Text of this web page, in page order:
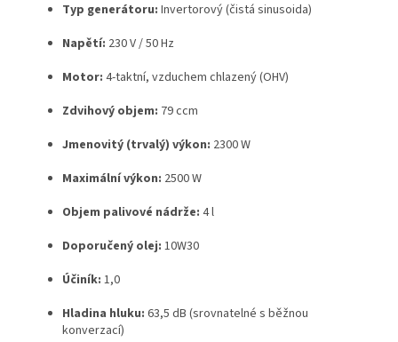
Typ generátoru: Invertorový (čistá sinusoida)
Napětí: 230 V / 50 Hz
Motor: 4-taktní, vzduchem chlazený (OHV)
Zdvihový objem: 79 ccm
Jmenovitý (trvalý) výkon: 2300 W
Maximální výkon: 2500 W
Objem palivové nádrže: 4 l
Doporučený olej: 10W30
Účiník: 1,0
Hladina hluku: 63,5 dB (srovnatelné s běžnou
konverzací)